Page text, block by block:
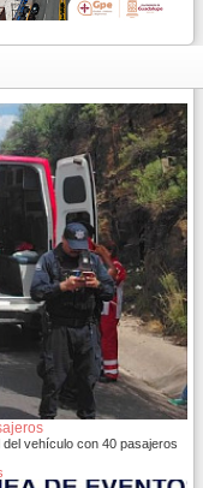
vehículo con 40 pasajeros